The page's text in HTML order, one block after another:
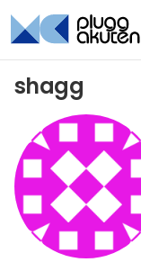
shagg